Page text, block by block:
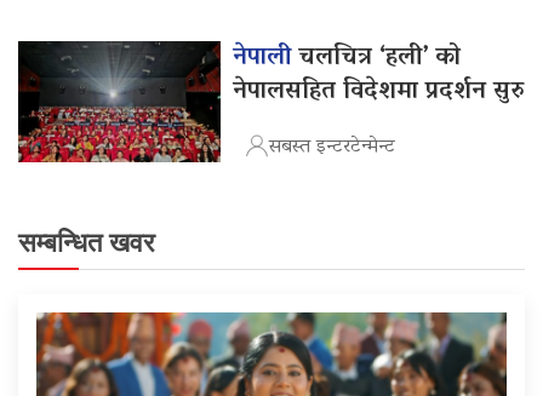
नेपालीचलचित्र ‘हली’ को
नेपालसहित विदेशमा प्रदर्शन सुरु
सबस्त इन्टरटेन्मेन्ट
सम्बन्धित खवर